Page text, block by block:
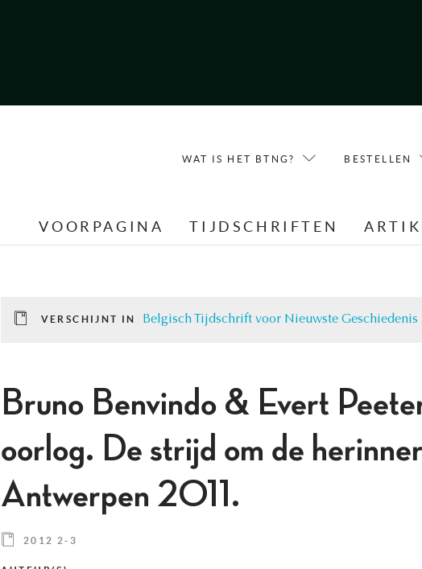
WAT IS HET BTNG? BESTELLEN
VOORPAGINA TIJDSCHRIFTEN
VERSCHIJNT IN Belgisch Tijdschrift voor Nieuwste Geschiedenis
Bruno Benvindo & Evert
oorlog. De strijd om de
Antwerpen 2011.
2012 2-3